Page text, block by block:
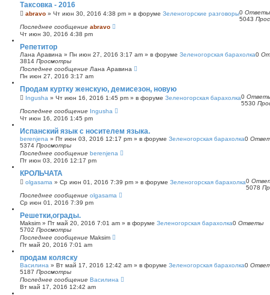
Таксовка - 2016
abravo » Чт июн 30, 2016 4:38 pm » в форуме Зеленогорские разговоры0 Ответы
5043
Последнее сообщение abravo
Чт июн 30, 2016 4:38 pm
Репетитор
Лана Аравина » Пн июн 27, 2016 3:17 am » в форуме Зеленогорская барахолка0
3814 Просмотры
Последнее сообщение Лана Аравина
Пн июн 27, 2016 3:17 am
Продам куртку женскую, демисезон, новую
Ingusha » Чт июн 16, 2016 1:45 pm » в форуме Зеленогорская барахолка0
5530
Последнее сообщение Ingusha
Чт июн 16, 2016 1:45 pm
Испанский язык с носителем языка.
berenjena » Пт июн 03, 2016 12:17 pm » в форуме Зеленогорская барахолка0
5374 Просмотры
Последнее сообщение berenjena
Пт июн 03, 2016 12:17 pm
КРОЛЬЧАТА
olgasama » Ср июн 01, 2016 7:39 pm » в форуме Зеленогорская барахолка0
5078
Последнее сообщение olgasama
Ср июн 01, 2016 7:39 pm
Решетки,ограды.
Maksim » Пт май 20, 2016 7:01 am » в форуме Зеленогорская барахолка0 Ответы
5702 Просмотры
Последнее сообщение Maksim
Пт май 20, 2016 7:01 am
продам коляску
Василина » Вт май 17, 2016 12:42 am » в форуме Зеленогорская барахолка0
5187 Просмотры
Последнее сообщение Василина
Вт май 17, 2016 12:42 am